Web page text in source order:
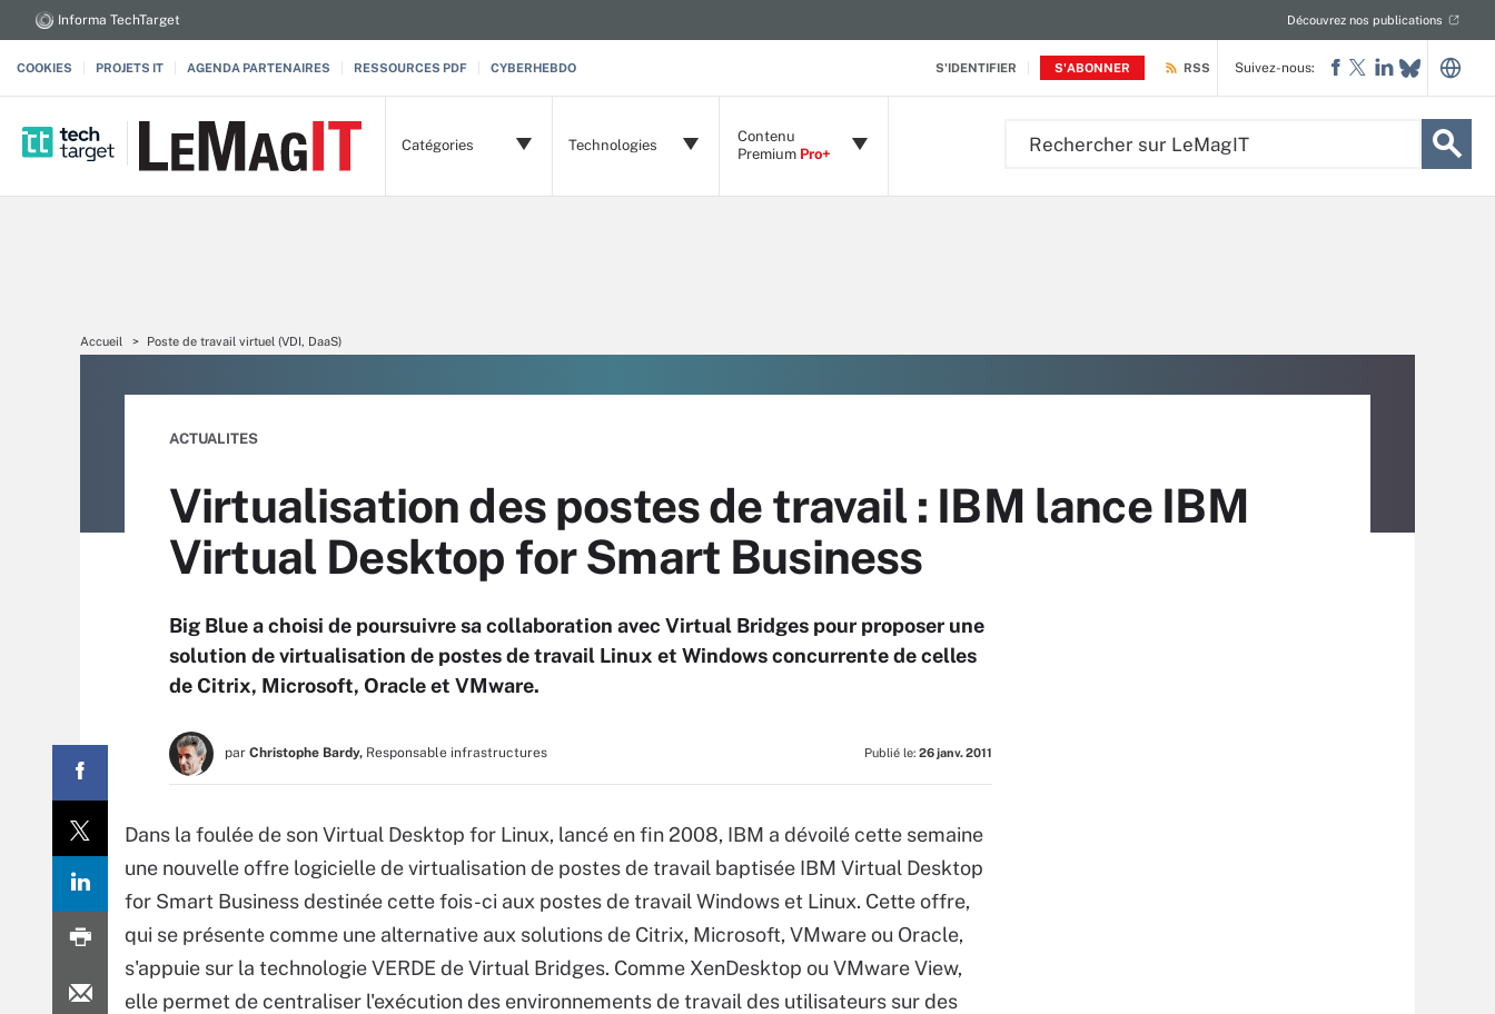
S'IDENTIFIER S'ABONNER
Informa TechTarget Découvrez nos publications
COOKIES PROJETS IT AGENDA PARTENAIRES RESSOURCES PDF CYBERHEBDO RSS
Catégories Technologies
Contenu
Premium Pro+
Suivez-nous:
Accueil Poste de travail virtuel (VDI, DaaS)
ACTUALITES
Virtualisation des postes de travail : IBM lance IBM
Virtual Desktop for Smart Business
Big Blue a choisi de poursuivre sa collaboration avec Virtual Bridges pour proposer une
solution de virtualisation de postes de travail Linux et Windows concurrente de celles
de Citrix, Microsoft, Oracle et VMware.
par Christophe Bardy, Responsable infrastructures Publié le: 26 janv. 2011
Dans la foulée de son Virtual Desktop for Linux, lancé en fin 2008, IBM a dévoilé cette semaine
une nouvelle offre logicielle de virtualisation de postes de travail baptisée IBM Virtual Desktop
for Smart Business destinée cette fois-ci aux postes de travail Windows et Linux. Cette offre,
qui se présente comme une alternative aux solutions de Citrix, Microsoft, VMware ou Oracle,
s'appuie sur la technologie VERDE de Virtual Bridges. Comme XenDesktop ou VMware View,
elle permet de centraliser l'exécution des environnements de travail des utilisateurs sur des